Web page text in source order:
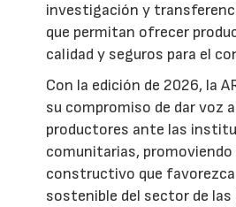
investigación y
que permitan ofrecer
calidad y seguros para el
Con la edición de 2026, la
su compromiso de dar voz
productores ante las
comunitarias, promoviendo
constructivo que
sostenible del sector de